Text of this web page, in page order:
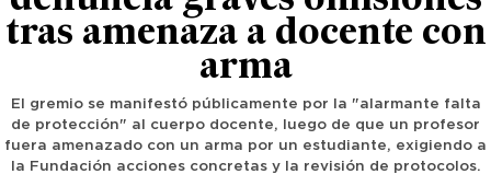
tras amenaza a docente con
arma
El gremio se manifestó públicamente por la "alarmante falta
de protección" al cuerpo docente, luego de que un profesor
fuera amenazado con un arma por un estudiante, exigiendo a
la Fundación acciones concretas y la revisión de protocolos.